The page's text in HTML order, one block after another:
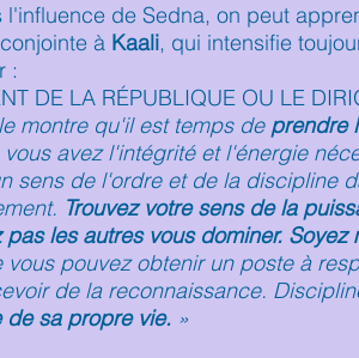
l'influence de Sedna, on peut
à Kaali, qui intensifie
:
DE LA RÉPUBLIQUE OU LE
montre qu'il est temps de prendre
avez l'intégrité et l'énergie
sens de l'ordre et de la discipline
Trouvez votre sens de la
pas les autres vous dominer.
vous pouvez obtenir un poste à
de la reconnaissance.
de sa propre vie. »